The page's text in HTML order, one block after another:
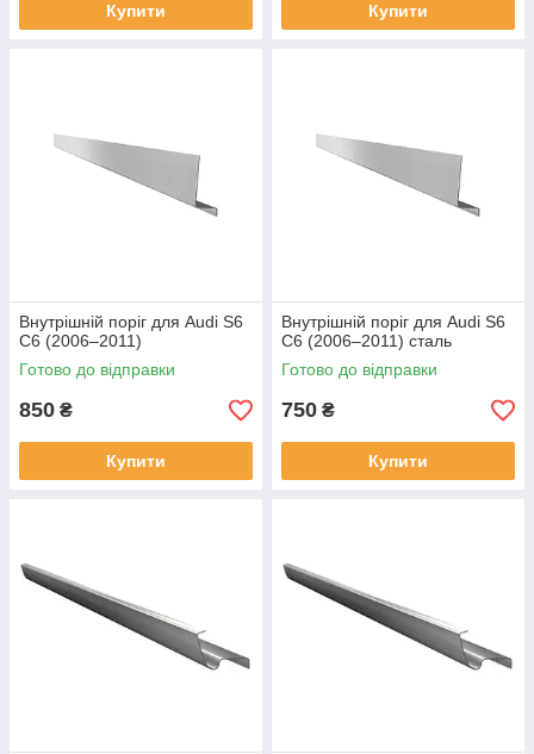
Купити Купити
Внутрішній поріг для Audi S6
C6 (2006–2011)
Готово до відправки
850 ₴
Купити
Внутрішній поріг для Audi S6
C6 (2006–2011) сталь
Готово до відправки
750 ₴
Купити